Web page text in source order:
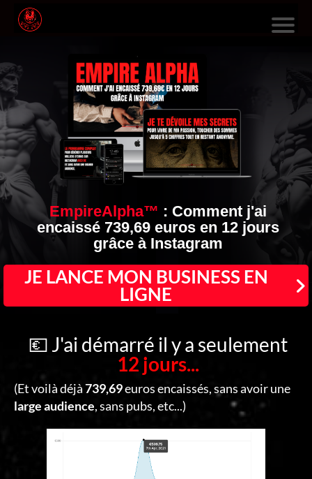
F
O
R
M
S
EmpireAlpha™ : Comment j'ai
encaissé 739,69 euros en 12 jours
grâce à Instagram
JE LANCE MON BUSINESS EN
LIGNE
💶 J'ai démarré il y a seulement
12 jours...
(Et voilà déjà739,69euros encaissés, sans avoir une
large audience, sans pubs, etc...)